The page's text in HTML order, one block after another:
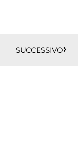
SUCCESSIVO